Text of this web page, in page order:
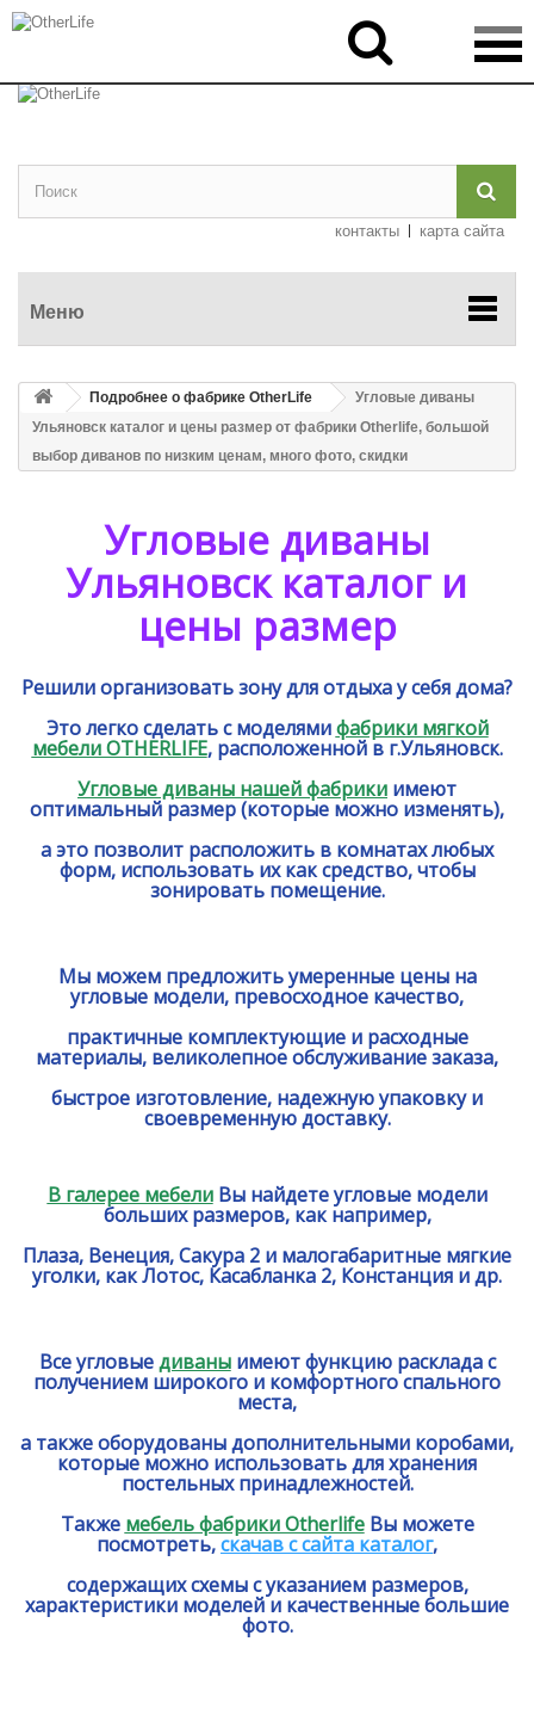
контакты карта сайта
Меню
Подробнее о фабрике OtherLife
Угловые диваны
Ульяновск каталог и цены размер от фабрики Otherlife, большой
выбор диванов по низким ценам, много фото, скидки
Угловые диваны
Ульяновск каталог и
цены размер
Решили организовать зону для отдыха у себя дома?
Это легко сделать с моделямифабрики мягкой
мебели OTHERLIFE, расположенной в г.Ульяновск.
Угловые диваны нашей фабрики имеют
оптимальный размер (которые можно изменять),
а это позволит расположить в комнатах любых
форм, использовать их как средство, чтобы
зонировать помещение.
Мы можем предложить умеренные цены на
угловые модели, превосходное качество,
практичные комплектующие и расходные
материалы, великолепное обслуживание заказа,
быстрое изготовление, надежную упаковку и
своевременную доставку.
В галерее мебелиВы найдете угловые модели
больших размеров, как например,
Плаза, Венеция, Сакура 2 и малогабаритные мягкие
уголки, как Лотос, Касабланка 2, Констанция и др.
Все угловыедиваныимеют функцию расклада с
получением широкого и комфортного спального
места,
а также оборудованы дополнительными коробами,
которые можно использовать для хранения
постельных принадлежностей.
Также мебель фабрики OtherlifeВы можете
посмотреть,скачав с сайта каталог,
содержащих схемы с указанием размеров,
характеристики моделей и качественные большие
фото.
